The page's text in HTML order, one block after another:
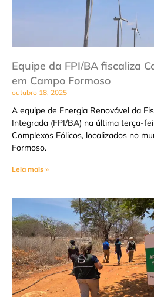
Equipe da FPI/BA fiscaliza
em Campo Formoso
outubro 18, 2025
A equipe de Energia Renovável da
Integrada (FPI/BA) na última terça-
Complexos Eólicos, localizados no
Formoso.
Leia mais »